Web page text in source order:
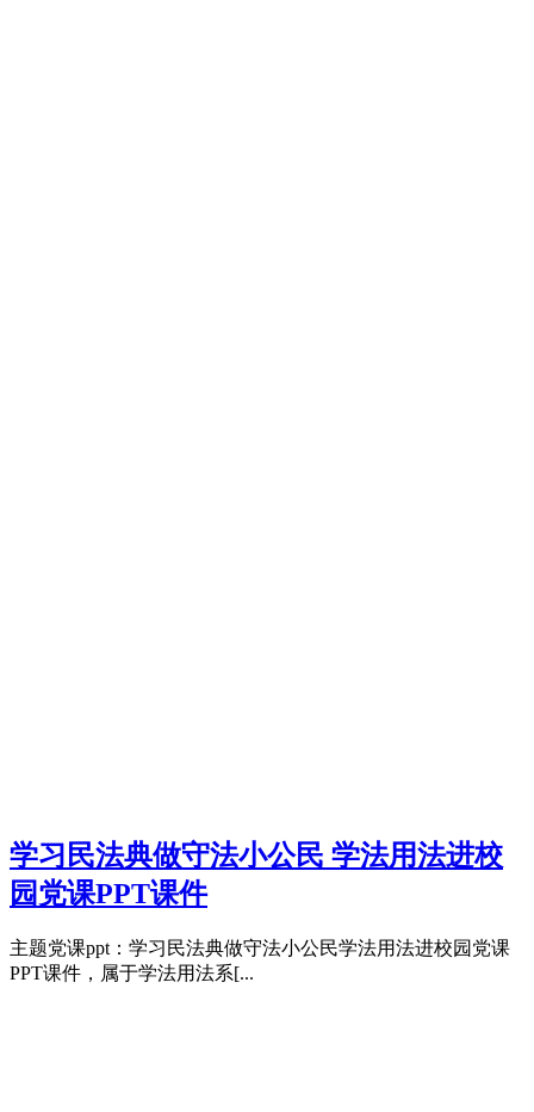
学习民法典做守法小公民 学法用法进校
园党课PPT课件
主题党课ppt：学习民法典做守法小公民学法用法进校园党课
PPT课件，属于学法用法系[...